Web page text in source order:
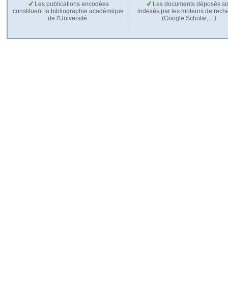
Les publications encodées
constituent la bibliographie académique
de l'Université.
Les documents déposés
indexés par les moteurs de
(Google Scholar,…).